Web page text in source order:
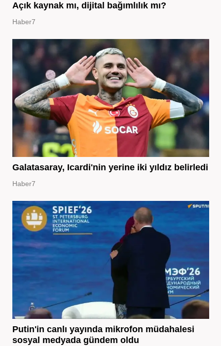
Açık kaynak mı, dijital bağımlılık mı?
Haber7
Galatasaray, Icardi'nin yerine iki yıldız belirledi
Haber7
Putin'in canlı yayında mikrofon müdahalesi
sosyal medyada gündem oldu